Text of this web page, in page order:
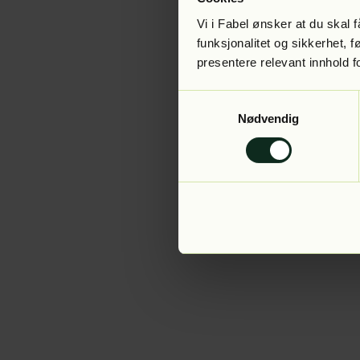
Vi i Fabel ønsker at du skal
funksjonalitet og sikkerhet,
presentere relevant innhold
Nødvendig
Application